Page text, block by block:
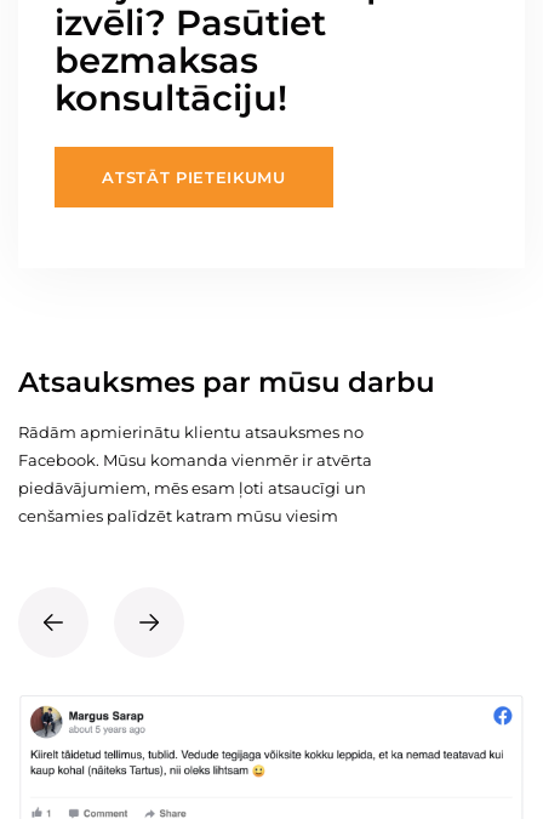
izvēli? Pasūtiet
bezmaksas
konsultāciju!
ATSTĀT PIETEIKUMU
Atsauksmes par mūsu darbu
Rādām apmierinātu klientu atsauksmes no
Facebook. Mūsu komanda vienmēr ir atvērta
piedāvājumiem, mēs esam ļoti atsaucīgi un
cenšamies palīdzēt katram mūsu viesim